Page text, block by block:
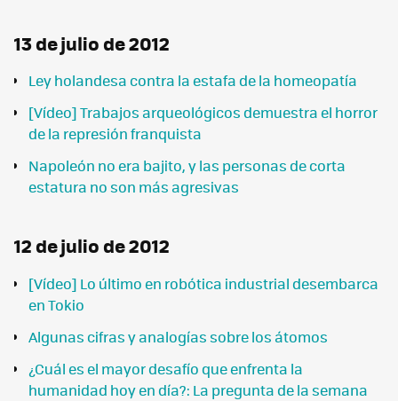
13 de julio de 2012
Ley holandesa contra la estafa de la homeopatía
[Vídeo] Trabajos arqueológicos demuestra el horror
de la represión franquista
Napoleón no era bajito, y las personas de corta
estatura no son más agresivas
12 de julio de 2012
[Vídeo] Lo último en robótica industrial desembarca
en Tokio
Algunas cifras y analogías sobre los átomos
¿Cuál es el mayor desafío que enfrenta la
humanidad hoy en día?: La pregunta de la semana